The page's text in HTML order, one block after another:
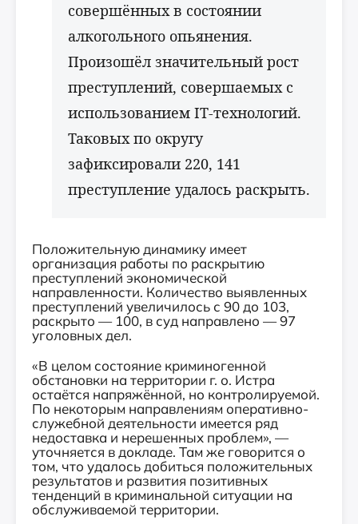
совершённых в состоянии
алкогольного опьянения.
Произошёл значительный рост
преступлений, совершаемых с
использованием IT-технологий.
Таковых по округу
зафиксировали 220, 141
преступление удалось раскрыть.
Положительную динамику имеет
организация работы по раскрытию
преступлений экономической
направленности. Количество выявленных
преступлений увеличилось с 90 до 103,
раскрыто — 100, в суд направлено — 97
уголовных дел.
«В целом состояние криминогенной
обстановки на территории г. о. Истра
остаётся напряжённой, но контролируемой.
По некоторым направлениям оперативно-
служебной деятельности имеется ряд
недоставка и нерешенных проблем», —
уточняется в докладе. Там же говорится о
том, что удалось добиться положительных
результатов и развития позитивных
тенденций в криминальной ситуации на
обслуживаемой территории.